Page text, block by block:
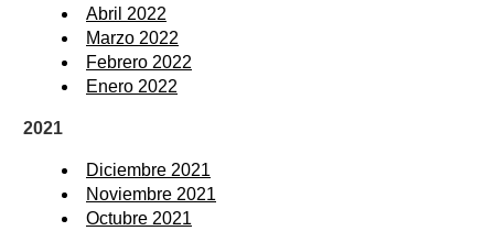
Abril 2022
Marzo 2022
Febrero 2022
Enero 2022
2021
Diciembre 2021
Noviembre 2021
Octubre 2021